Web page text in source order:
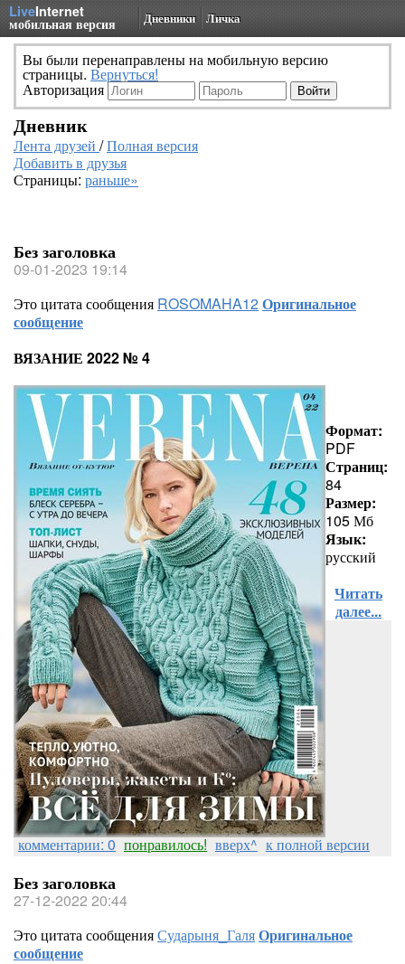
LiveInternet
мобильная версия Дневники Личка
Вы были перенаправлены на мобильную версию
страницы. Вернуться!
Авторизация
Дневник
Лента друзей /Полная версия
Добавить в друзья
Страницы: раньше»
Без заголовка
09-01-2023 19:14
Это цитата сообщения ROSOMAHA12Оригинальное
сообщение
ВЯЗАНИЕ 2022 № 4
Формат:
PDF
Страниц:
84
Размер:
105 Мб
Язык:
русский
Читать
далее...
комментарии: 0 понравилось! вверх^ к полной версии
Без заголовка
27-12-2022 20:44
Это цитата сообщенияСударыня_ГаляОригинальное
сообщение